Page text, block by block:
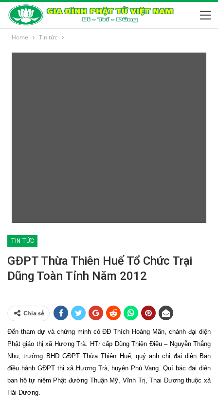
Home Tin tức
TIN TỨC
GĐPT Thừa Thiên Huế Tổ Chức Trại
Dũng Toàn Tỉnh Năm 2012
Chia sẻ
Đến tham dự và chứng minh có ĐĐ Thích Hoàng Mãn, chánh đại diện
Phật giáo thị xã Hương Trà. HTr cấp Dũng Thiện Điều – Nguyễn Thắng
Nhu, trưởng BHD GĐPT Thừa Thiên Huế, quý anh chị đại diện Ban
điều hành GĐPT thị xã Hương Trà, huyện Phú Vang. Quí bác đại diện
ban hộ tự niệm Phật đường Thuận Mỹ, Vĩnh Trị, Thai Dương thuộc xã
Hải Dương.